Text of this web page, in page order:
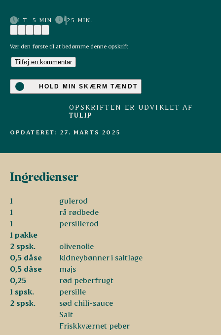
1 T. 5 MIN. 25 MIN.
Vær den første til at bedømme denne opskrift
Tilføj en kommentar
HOLD MIN SKÆRM TÆNDT
OPSKRIFTEN ER UDVIKLET AF
TULIP
OPDATERET: 27. MARTS 2025
Ingredienser
1
gulerod
1
rå rødbede
1
persillerod
1 pakke
2 spsk.
olivenolie
0,5 dåse
kidneybønner i saltlage
0,5 dåse
majs
0,25
rød peberfrugt
1 spsk.
persille
2 spsk.
sød chili-sauce
Salt
Friskkværnet peber